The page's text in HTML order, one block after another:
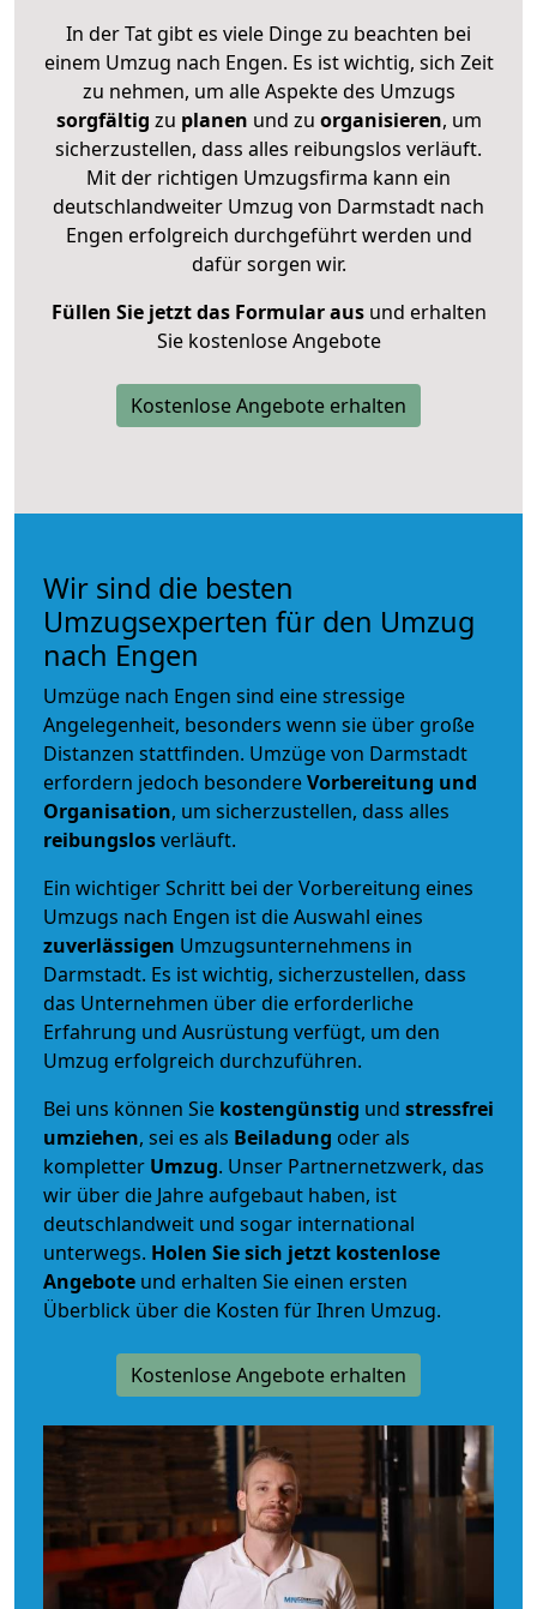
In der Tat gibt es viele Dinge zu beachten bei
einem Umzug nach Engen. Es ist wichtig, sich Zeit
zu nehmen, um alle Aspekte des Umzugs
sorgfältig zu planen und zu organisieren, um
sicherzustellen, dass alles reibungslos verläuft.
Mit der richtigen Umzugsfirma kann ein
deutschlandweiter Umzug von Darmstadt nach
Engen erfolgreich durchgeführt werden und
dafür sorgen wir.
Füllen Sie jetzt das Formular ausund erhalten
Sie kostenlose Angebote
Kostenlose Angebote erhalten
Wir sind die besten
Umzugsexperten für den Umzug
nach Engen
Umzüge nach Engen sind eine stressige
Angelegenheit, besonders wenn sie über große
Distanzen stattfinden. Umzüge von Darmstadt
erfordern jedoch besondereVorbereitung und
Organisation, um sicherzustellen, dass alles
reibungslosverläuft.
Ein wichtiger Schritt bei der Vorbereitung eines
Umzugs nach Engen ist die Auswahl eines
zuverlässigen Umzugsunternehmens in
Darmstadt. Es ist wichtig, sicherzustellen, dass
das Unternehmen über die erforderliche
Erfahrung und Ausrüstung verfügt, um den
Umzug erfolgreich durchzuführen.
Bei uns können Sie kostengünstig und stressfrei
umziehen, sei es als Beiladung oder als
kompletter Umzug. Unser Partnernetzwerk, das
wir über die Jahre aufgebaut haben, ist
deutschlandweit und sogar international
unterwegs. Holen Sie sich jetzt kostenlose
Angebote und erhalten Sie einen ersten
Überblick über die Kosten für Ihren Umzug.
Kostenlose Angebote erhalten